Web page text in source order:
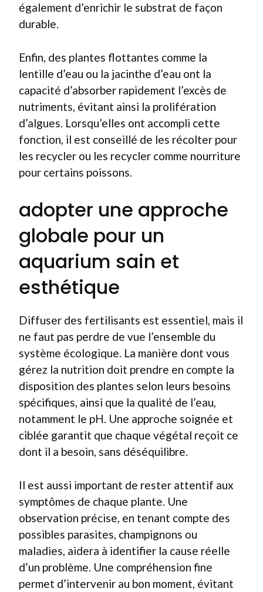
également d’enrichir le substrat de façon
durable.
Enfin, des plantes flottantes comme la
lentille d’eau ou la jacinthe d’eau ont la
capacité d’absorber rapidement l’excès de
nutriments, évitant ainsi la prolifération
d’algues. Lorsqu’elles ont accompli cette
fonction, il est conseillé de les récolter pour
les recycler ou les recycler comme nourriture
pour certains poissons.
adopter une approche
globale pour un
aquarium sain et
esthétique
Diffuser des fertilisants est essentiel, mais il
ne faut pas perdre de vue l’ensemble du
système écologique. La manière dont vous
gérez la nutrition doit prendre en compte la
disposition des plantes selon leurs besoins
spécifiques, ainsi que la qualité de l’eau,
notamment le pH. Une approche soignée et
ciblée garantit que chaque végétal reçoit ce
dont il a besoin, sans déséquilibre.
Il est aussi important de rester attentif aux
symptômes de chaque plante. Une
observation précise, en tenant compte des
possibles parasites, champignons ou
maladies, aidera à identifier la cause réelle
d’un problème. Une compréhension fine
permet d’intervenir au bon moment, évitant